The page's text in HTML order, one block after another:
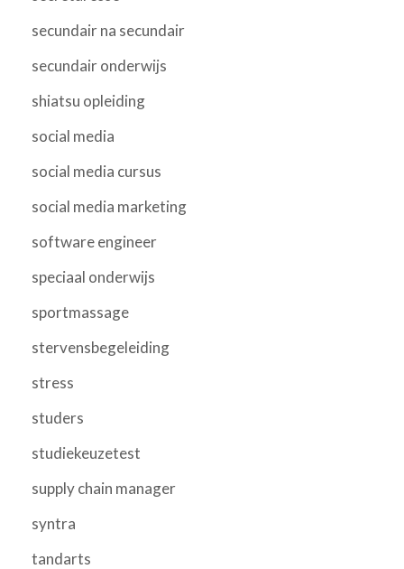
secundair na secundair
secundair onderwijs
shiatsu opleiding
social media
social media cursus
social media marketing
software engineer
speciaal onderwijs
sportmassage
stervensbegeleiding
stress
studers
studiekeuzetest
supply chain manager
syntra
tandarts